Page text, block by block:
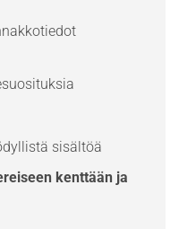
sisältöä
kenttään ja